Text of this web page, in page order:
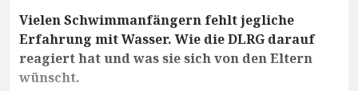
Vielen Schwimmanfängern fehlt jegliche
Erfahrung mit Wasser. Wie die DLRG darauf
reagiert hat und was sie sich von den Eltern
wünscht.